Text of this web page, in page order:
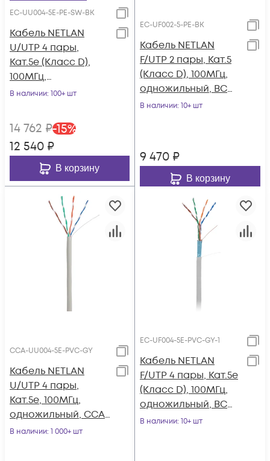
EC-UU004-5E-PE-SW-BK
Кабель NETLAN
U/UTP 4 пары,
Кат.5e (Класс D),
100МГц,
одножильный, BC
внешний, PE до
-40C, с
одножильным
тросом, черный,
305м
В наличии: 100+ шт
14 762 ₽-15%
12 540 ₽
В корзину
EC-UF002-5-PE-BK
Кабель NETLAN
F/UTP 2 пары, Кат.5
(Класс D), 100МГц,
одножильный, BC
(чистая медь),
В наличии: 10+ шт
9 470 ₽
В корзину
CCA-UU004-5E-PVC-GY
Кабель NETLAN
U/UTP 4 пары,
Кат.5e, 100МГц,
одножильный, CCA
(омедненный
В наличии: 1 000+ шт
EC-UF004-5E-PVC-GY-1
Кабель NETLAN
F/UTP 4 пары, Кат.5e
(Класс D), 100МГц,
одножильный, BC
(чистая медь),
В наличии: 10+ шт